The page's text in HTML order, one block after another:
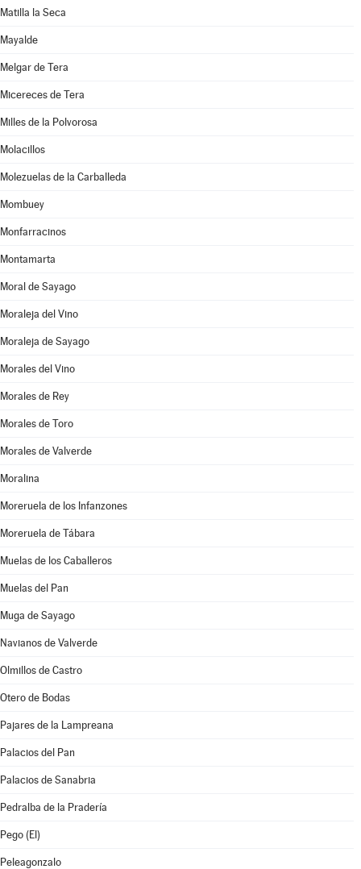
Matilla la Seca
Mayalde
Melgar de Tera
Micereces de Tera
Milles de la Polvorosa
Molacillos
Molezuelas de la Carballeda
Mombuey
Monfarracinos
Montamarta
Moral de Sayago
Moraleja del Vino
Moraleja de Sayago
Morales del Vino
Morales de Rey
Morales de Toro
Morales de Valverde
Moralina
Moreruela de los Infanzones
Moreruela de Tábara
Muelas de los Caballeros
Muelas del Pan
Muga de Sayago
Navianos de Valverde
Olmillos de Castro
Otero de Bodas
Pajares de la Lampreana
Palacios del Pan
Palacios de Sanabria
Pedralba de la Pradería
Pego (El)
Peleagonzalo